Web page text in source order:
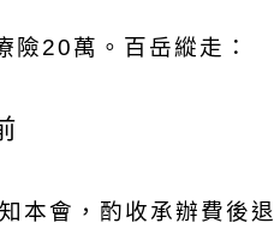
20萬。百岳縱走：
本會，酌收承辦費後退